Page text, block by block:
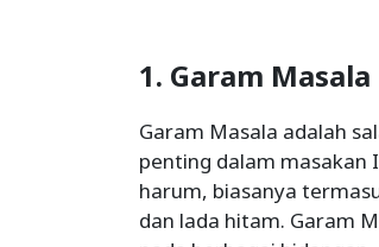
1. Garam Masala
Garam Masala adalah
penting dalam masakan
harum, biasanya
dan lada hitam. Garam